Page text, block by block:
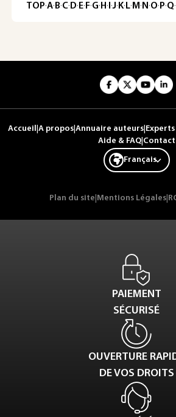
TOP·A·B·C· D· E· F·G· H · ·J· K· L· M · N ·O· P·Q·
Accueil A propos Annuaire auteurs
Aide & FAQ| Contact
Français
Plan du site Mentions Légales
PAIEMENT
SÉCURISÉ
OUVERTURE
DE VOS DROITS